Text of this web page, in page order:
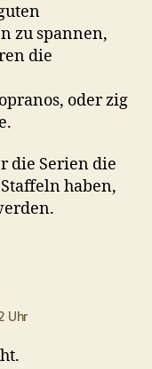
zu spannen,
die
oder zig
die Serien die
haben,
Uhr